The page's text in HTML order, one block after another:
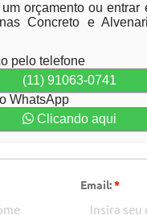
orçamento ou entrar
Concreto e
pelo telefone
(11) 91063-0741
WhatsApp
Clicando aqui
Email:*